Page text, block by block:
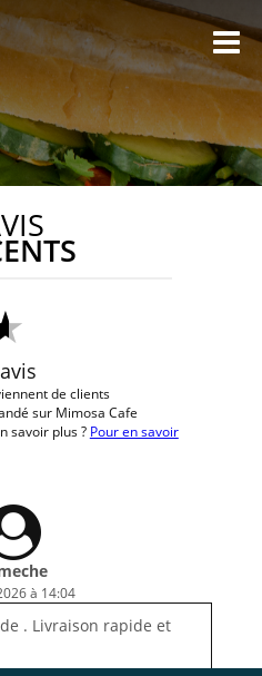
de clients
sur Mimosa Cafe
savoir plus ? Pour en savoir
à 14:04
. Livraison rapide et